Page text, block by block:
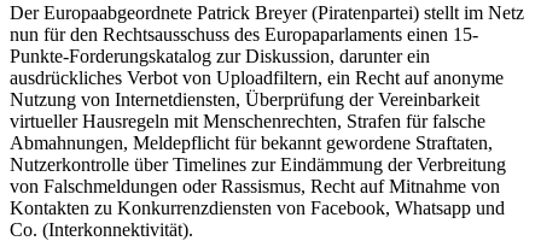
Der Europaabgeordnete Patrick Breyer (Piratenpartei) stellt im Netz
nun für den Rechtsausschuss des Europaparlaments einen 15-
Punkte-Forderungskatalog zur Diskussion, darunter ein
ausdrückliches Verbot von Uploadfiltern, ein Recht auf anonyme
Nutzung von Internetdiensten, Überprüfung der Vereinbarkeit
virtueller Hausregeln mit Menschenrechten, Strafen für falsche
Abmahnungen, Meldepflicht für bekannt gewordene Straftaten,
Nutzerkontrolle über Timelines zur Eindämmung der Verbreitung
von Falschmeldungen oder Rassismus, Recht auf Mitnahme von
Kontakten zu Konkurrenzdiensten von Facebook, Whatsapp und
Co. (Interkonnektivität).